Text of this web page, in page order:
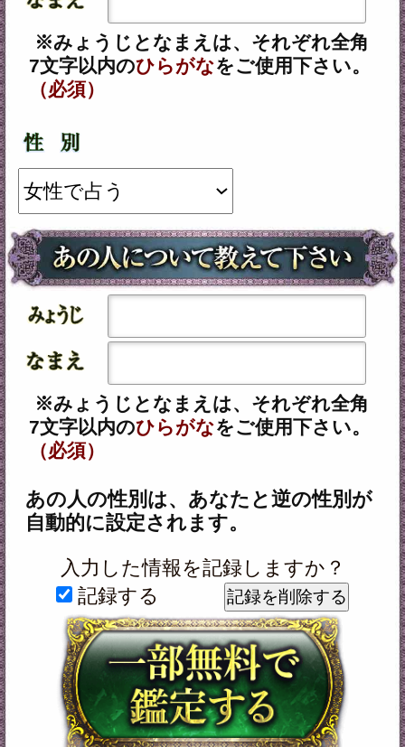
ンツの利用料金が発生します。
■一部無料で結果を見る場合■
「一部無料で鑑定する」をタップする
と、鑑定結果の一部を無料でご覧にな
■最初から有料で結果を見る場合■
「鑑定する（有料）」をクリックする
と、最初から鑑定結果のすべてをご覧
になれます。
テレシスネットワーク株式会社は、
ご入力いただいた情報を、占いサー
ビスを提供するためにのみ使用し、
情報の蓄積を行ったり、他の目的で
使用することはありません。ご利用
の際は、当社「
（外部サイト）」に同意の上、必要
事項をご入力ください。
ください。
＜OS＞
iOS 10.0以降
＜ブラウザ＞
OSに標準搭載されているブラウ
ザ。
※JavaScriptの設定をオンにしてご
利用ください。
トップページに戻る